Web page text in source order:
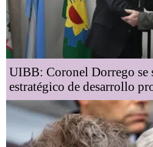
UIBB: Coronel Dorrego se
estratégico de desarrollo